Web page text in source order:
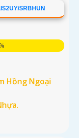
SRBHUN
Hồng Ngoại